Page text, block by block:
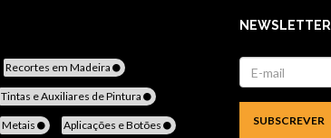
Recortes em Madeira
Tintas e Auxiliares de Pintura
Metais Aplicações e Botões
NEWSLETTER